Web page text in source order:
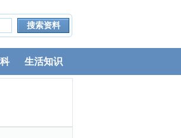
生活知识